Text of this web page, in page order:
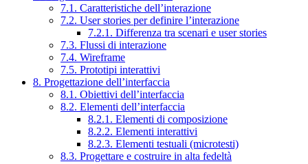
7.1. Caratteristiche dell’interazione
7.2. User stories per definire l’interazione
7.2.1. Differenza tra scenari e user stories
7.3. Flussi di interazione
7.4. Wireframe
7.5. Prototipi interattivi
8. Progettazione dell’interfaccia
8.1. Obiettivi dell’interfaccia
8.2. Elementi dell’interfaccia
8.2.1. Elementi di composizione
8.2.2. Elementi interattivi
8.2.3. Elementi testuali (microtesti)
8.3. Progettare e costruire in alta fedeltà